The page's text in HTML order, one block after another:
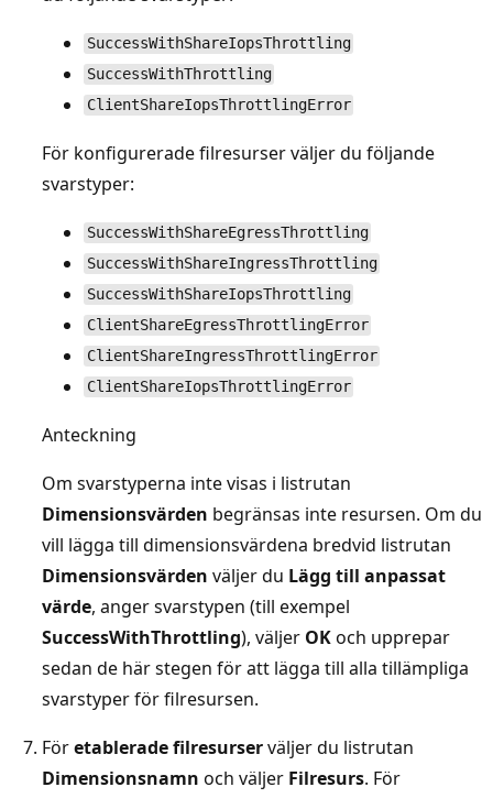
SuccessWithShareIopsThrottling
SuccessWithThrottling
ClientShareIopsThrottlingError
För konfigurerade filresurser väljer du följande
svarstyper:
SuccessWithShareEgressThrottling
SuccessWithShareIngressThrottling
SuccessWithShareIopsThrottling
ClientShareEgressThrottlingError
ClientShareIngressThrottlingError
ClientShareIopsThrottlingError
Anteckning
Om svarstyperna inte visas i listrutan
Dimensionsvärden begränsas inte resursen. Om du
vill lägga till dimensionsvärdena bredvid listrutan
Dimensionsvärden väljer du Lägg till anpassat
värde, anger svarstypen (till exempel
SuccessWithThrottling), väljer OKoch upprepar
sedan de här stegen för att lägga till alla tillämpliga
svarstyper för filresursen.
Företablerade filresurserväljer du listrutan
Dimensionsnamn och väljer Filresurs. För